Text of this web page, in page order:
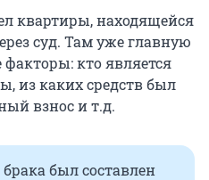
квартиры, находящейся
суд. Там уже главную
кто является
из каких средств был
взнос и т.д.
был составлен